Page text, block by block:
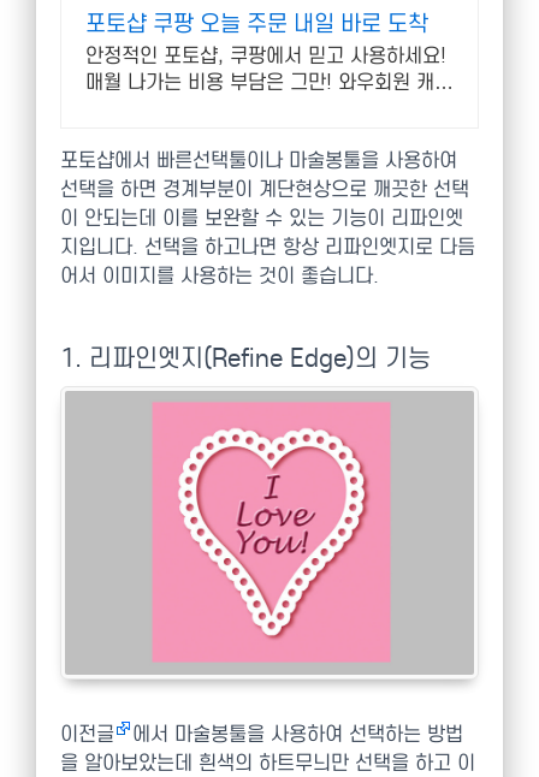
포토샵 쿠팡 오늘 주문 내일 바로 도착
안정적인 포토샵, 쿠팡에서 믿고 사용하세요!
매월 나가는 비용 부담은 그만! 와우회원 캐시
포토샵에서 빠른선택툴이나 마술봉툴을 사용하여
선택을 하면 경계부분이 계단현상으로 깨끗한 선택
이 안되는데 이를 보완할 수 있는 기능이 리파인엣
지입니다. 선택을 하고나면 항상 리파인엣지로 다듬
어서 이미지를 사용하는 것이 좋습니다.
1. 리파인엣지(Refine Edge)의 기능
이전글
에서 마술봉툴을 사용하여 선택하는 방법
을 알아보았는데 흰색의 하트무늬만 선택을 하고 이